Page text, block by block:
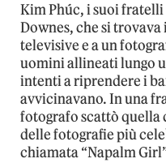
Kim Phúc, i suoi
Downes, che si
televisive e a un
uomini allineati lungo
intenti a riprendere i
avvicinavano. In una
fotografo scattò quella
delle fotografie più
chiamata “Napalm